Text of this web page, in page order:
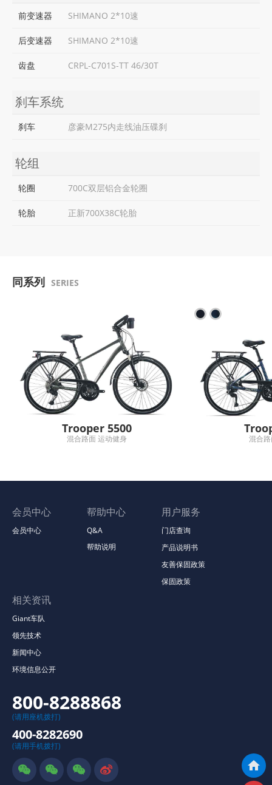
前变速器 SHIMANO 2*10速
后变速器 SHIMANO 2*10速
齿盘 CRPL-C701S-TT 46/30T
刹车系统
刹车 彦豪M275内走线油压碟刹
轮组
轮圈 700C双层铝合金轮圈
轮胎 正新700X38C轮胎
同系列 SERIES
Trooper 5500
混合路面 运动健身 混合

会员中心
会员中心
帮助中心
Q&A
帮助说明
用户服务
门店查询
产品说明书
友善保固政策
保固政策
相关资讯
Giant车队
领先技术
新闻中心
环境信息公开
800-8288868
(请用座机拨打)
400-8282690
(请用手机拨打)
   